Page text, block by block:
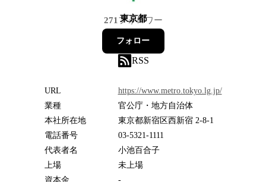
東京都
271 フォロワー
フォロー
RSS
URL
https://www.metro.tokyo.lg.jp/
業種
官公庁・地方自治体
本社所在地
東京都新宿区西新宿 2-8-1
電話番号
03-5321-1111
代表者名
小池百合子
上場
未上場
資本金
-